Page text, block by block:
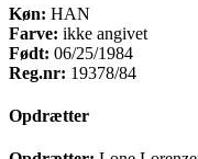
Køn: HAN
Farve: ikke angivet
Født: 06/25/1984
Reg.nr: 19378/84
Opdrætter